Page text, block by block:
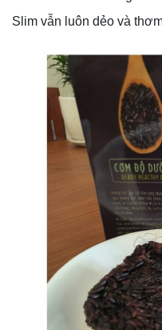
Slim vẫn luôn dẻo và